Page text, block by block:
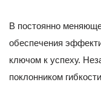
В постоянно
обеспечения
ключом к успеху.
поклонником